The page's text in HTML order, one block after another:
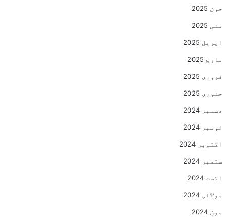
جون 2025
مئی 2025
اپریل 2025
مارچ 2025
فروری 2025
جنوری 2025
دسمبر 2024
نومبر 2024
اکتوبر 2024
ستمبر 2024
اگست 2024
جولائی 2024
جون 2024